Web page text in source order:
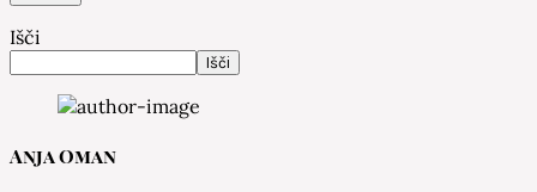
Išči
Išči
Anja Oman